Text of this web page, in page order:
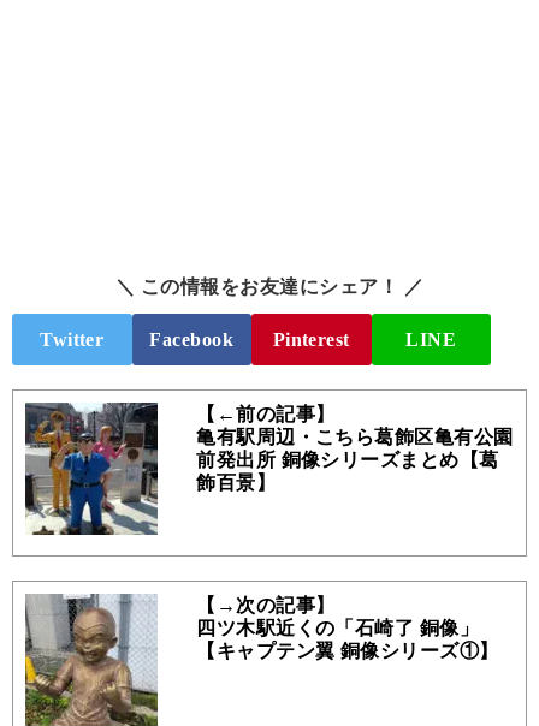
＼ この情報をお友達にシェア！ ／
Twitter Facebook Pinterest LINE
【←前の記事】
亀有駅周辺・こちら葛飾区亀有公園
前発出所 銅像シリーズまとめ【葛
飾百景】
【→次の記事】
四ツ木駅近くの「石崎了 銅像」
【キャプテン翼 銅像シリーズ①】